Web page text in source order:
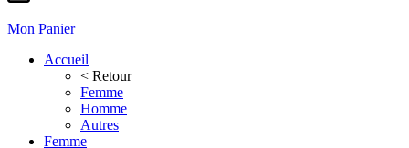
Mon Panier
Accueil
< Retour
Femme
Homme
Autres
Femme